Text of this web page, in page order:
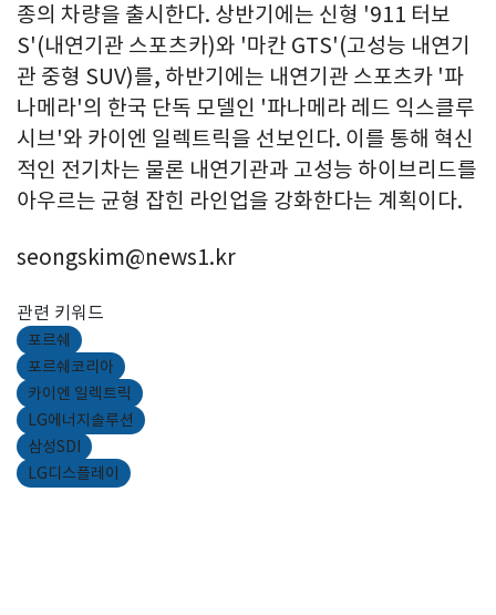
종의 차량을 출시한다. 상반기에는 신형 '911 터보
S'(내연기관 스포츠카)와 '마칸 GTS'(고성능 내연기
관 중형 SUV)를, 하반기에는 내연기관 스포츠카 '파
나메라'의 한국 단독 모델인 '파나메라 레드 익스클루
시브'와 카이엔 일렉트릭을 선보인다. 이를 통해 혁신
적인 전기차는 물론 내연기관과 고성능 하이브리드를
아우르는 균형 잡힌 라인업을 강화한다는 계획이다.
seongskim@news1.kr
관련 키워드
포르쉐
포르쉐코리아
카이엔 일렉트릭
LG에너지솔루션
삼성SDI
LG디스플레이